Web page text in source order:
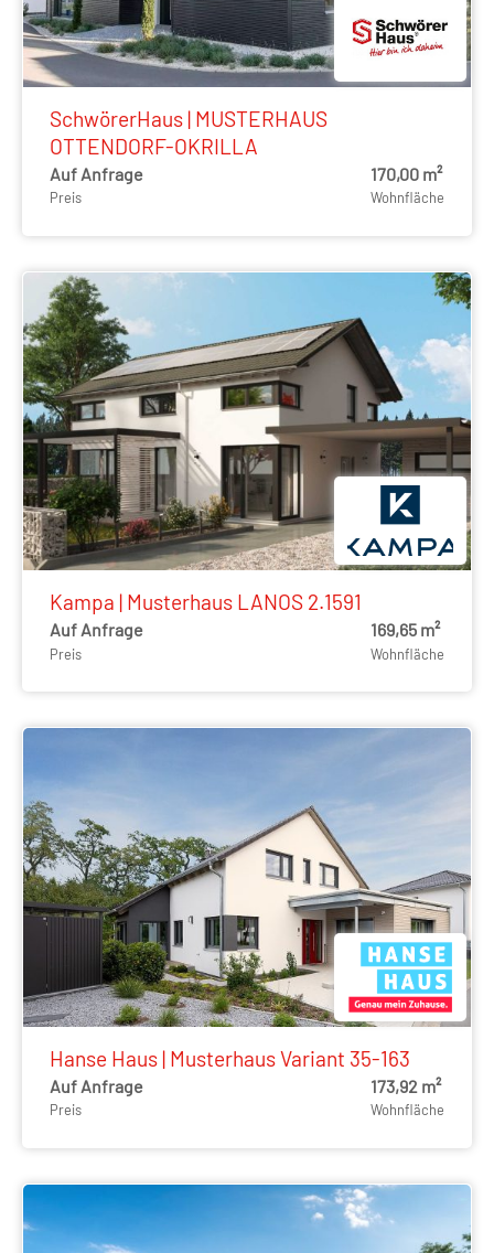
SchwörerHaus | MUSTERHAUS
OTTENDORF-OKRILLA
Auf Anfrage
Preis
170,00 m²
Wohnfläche
Kampa | Musterhaus LANOS 2.1591
Auf Anfrage
Preis
169,65 m²
Wohnfläche
Hanse Haus | Musterhaus Variant 35-163
Auf Anfrage
Preis
173,92 m²
Wohnfläche